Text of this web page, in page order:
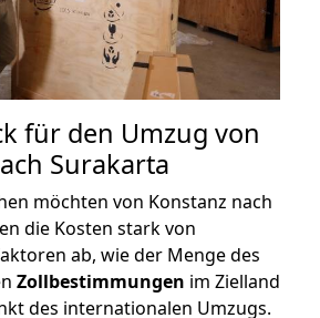
für den Umzug von
Surakarta
möchten von Konstanz nach
die Kosten stark von
ab, wie der Menge des
Zollbestimmungen im Zielland
des internationalen Umzugs.